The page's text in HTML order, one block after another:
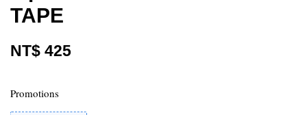
TAPE
NT$ 425
Promotions